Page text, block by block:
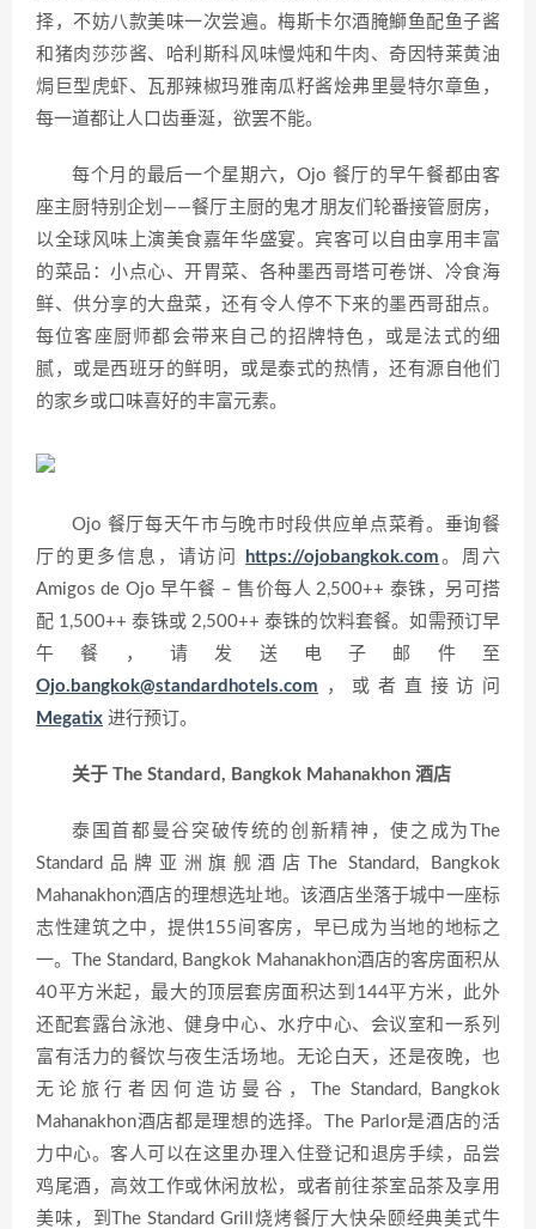
择，不妨八款美味一次尝遍。梅斯卡尔酒腌鰤鱼配鱼子酱
和猪肉莎莎酱、哈利斯科风味慢炖和牛肉、奇因特莱黄油
焗巨型虎虾、瓦那辣椒玛雅南瓜籽酱烩弗里曼特尔章鱼，
每一道都让人口齿垂涎，欲罢不能。
每个月的最后一个星期六，Ojo 餐厅的早午餐都由客
座主厨特别企划——餐厅主厨的鬼才朋友们轮番接管厨房，
以全球风味上演美食嘉年华盛宴。宾客可以自由享用丰富
的菜品：小点心、开胃菜、各种墨西哥塔可卷饼、冷食海
鲜、供分享的大盘菜，还有令人停不下来的墨西哥甜点。
每位客座厨师都会带来自己的招牌特色，或是法式的细
腻，或是西班牙的鲜明，或是泰式的热情，还有源自他们
的家乡或口味喜好的丰富元素。
Ojo 餐厅每天午市与晚市时段供应单点菜肴。垂询餐
厅的更多信息，请访问
https://ojobangkok.com 。周六
Amigos de Ojo 早午餐 – 售价每人 2,500++ 泰铢，另可搭
配 1,500++ 泰铢或 2,500++ 泰铢的饮料套餐。如需预订早
午餐，请发送电子邮件至
Ojo.bangkok@standardhotels.com ，或者直接访问
Megatix 进行预订。
关于 The Standard, Bangkok Mahanakhon 酒店
泰国首都曼谷突破传统的创新精神，使之成为The
Standard品牌亚洲旗舰酒店The Standard, Bangkok
Mahanakhon酒店的理想选址地。该酒店坐落于城中一座标
志性建筑之中，提供155间客房，早已成为当地的地标之
一。The Standard, Bangkok Mahanakhon酒店的客房面积从
40平方米起，最大的顶层套房面积达到144平方米，此外
还配套露台泳池、健身中心、水疗中心、会议室和一系列
富有活力的餐饮与夜生活场地。无论白天，还是夜晚，也
无论旅行者因何造访曼谷，The Standard, Bangkok
Mahanakhon酒店都是理想的选择。The Parlor是酒店的活
力中心。客人可以在这里办理入住登记和退房手续，品尝
鸡尾酒，高效工作或休闲放松，或者前往茶室品茶及享用
美味，到The Standard Grill烧烤餐厅大快朵颐经典美式牛